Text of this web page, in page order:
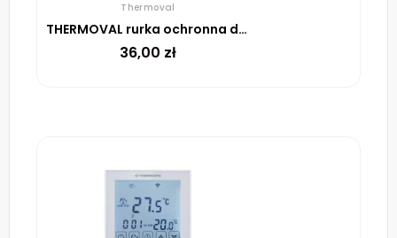
Thermoval
THERMOVAL rurka ochronna do czujnika podłogowego
36,00 zł